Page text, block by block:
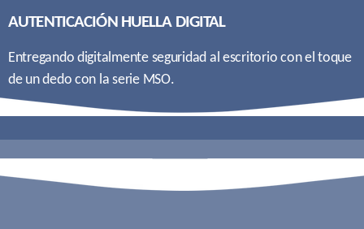
AUTENTICACIÓN HUELLA DIGITAL
Entregando digitalmente seguridad al escritorio con el toque
de un dedo con la serie MSO.